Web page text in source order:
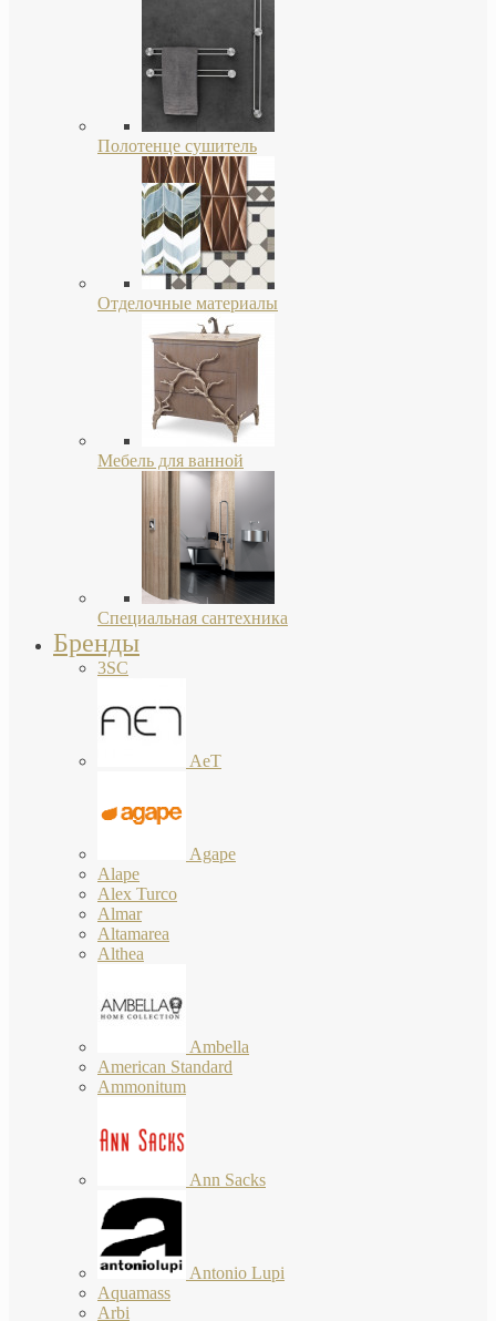
Полотенце сушитель
Отделочные материалы
Мебель для ванной
Специальная сантехника
Бренды
3SC
AeT
Agape
Alape
Alex Turco
Almar
Altamarea
Althea
Ambella
American Standard
Ammonitum
Ann Sacks
Antonio Lupi
Aquamass
Arbi